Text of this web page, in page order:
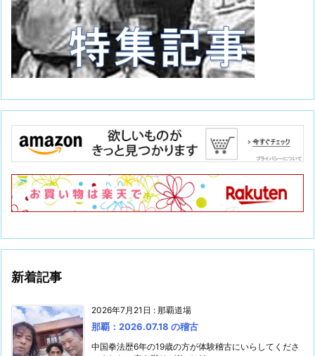
新着記事
2026年7月21日 : 那覇道場
那覇：2026.07.18 の稽古
中国拳法歴6年の19歳の方が体験稽古にいらしてくださ